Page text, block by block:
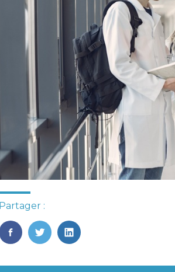
Partager :
FaceBook
TwitterLinkedIn